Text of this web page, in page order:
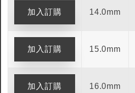
14.0mm
15.0mm
16.0mm